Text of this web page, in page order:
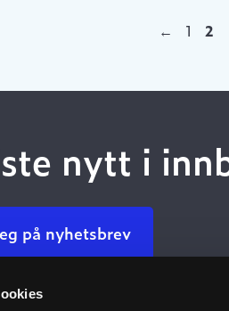
← 1 2
nytt i
på nyhetsbrev